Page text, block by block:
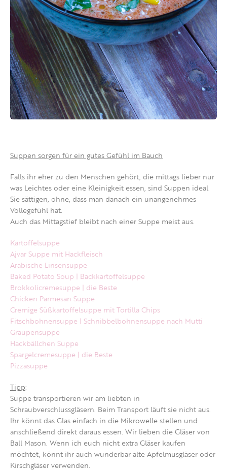
Suppen sorgen für ein gutes Gefühl im Bauch
Falls ihr eher zu den Menschen gehört, die mittags lieber nur
was Leichtes oder eine Kleinigkeit essen, sind Suppen ideal.
Sie sättigen, ohne, dass man danach ein unangenehmes
Völlegefühl hat.
Auch das Mittagstief bleibt nach einer Suppe meist aus.
Kartoffelsuppe
Ajvar Suppe mit Hackfleisch
Arabische Linsensuppe
Baked Potato Soup | Backkartoffelsuppe
Brokkolicremesuppe | die Beste
Chicken Parmesan Suppe
Cremige Süßkartoffelsuppe mit Tortilla Chips
Fitschbohnensuppe | Schnibbelbohnensuppe nach Mutti
Graupensuppe
Hackbällchen Suppe
Spargelcremesuppe | die Beste
Pizzasuppe
Tipp:
Suppe transportieren wir am liebten in
Schraubverschlussgläsern. Beim Transport läuft sie nicht aus.
Ihr könnt das Glas einfach in die Mikrowelle stellen und
anschließend direkt daraus essen. Wir lieben die Gläser von
Ball Mason. Wenn ich euch nicht extra Gläser kaufen
möchtet, könnt ihr auch wunderbar alte Apfelmusgläser oder
Kirschgläser verwenden.